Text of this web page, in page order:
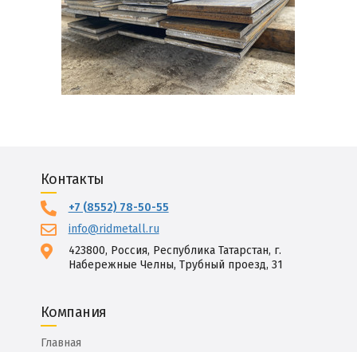
Контакты
+7 (8552) 78-50-55
info@ridmetall.ru
423800, Россия, Республика Татарстан, г.
Набережные Челны, Трубный проезд, 31
Компания
Главная